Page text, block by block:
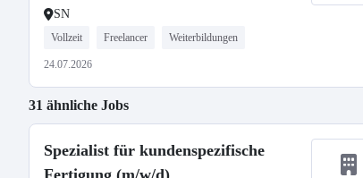
SN
Vollzeit Freelancer Weiterbildungen
24.07.2026
31 ähnliche Jobs
Spezialist für kundenspezifische
Fertigung (m/w/d)